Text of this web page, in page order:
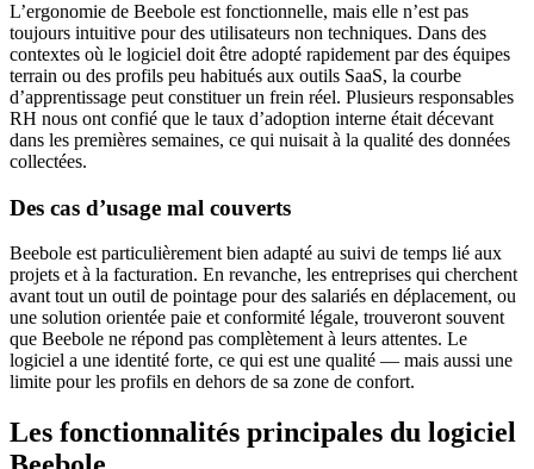
L’ergonomie de Beebole est fonctionnelle, mais elle n’est pas
toujours intuitive pour des utilisateurs non techniques. Dans des
contextes où le logiciel doit être adopté rapidement par des équipes
terrain ou des profils peu habitués aux outils SaaS, la courbe
d’apprentissage peut constituer un frein réel. Plusieurs responsables
RH nous ont confié que le taux d’adoption interne était décevant
dans les premières semaines, ce qui nuisait à la qualité des données
collectées.
Des cas d’usage mal couverts
Beebole est particulièrement bien adapté au suivi de temps lié aux
projets et à la facturation. En revanche, les entreprises qui cherchent
avant tout un outil de pointage pour des salariés en déplacement, ou
une solution orientée paie et conformité légale, trouveront souvent
que Beebole ne répond pas complètement à leurs attentes. Le
logiciel a une identité forte, ce qui est une qualité — mais aussi une
limite pour les profils en dehors de sa zone de confort.
Les fonctionnalités principales du logiciel